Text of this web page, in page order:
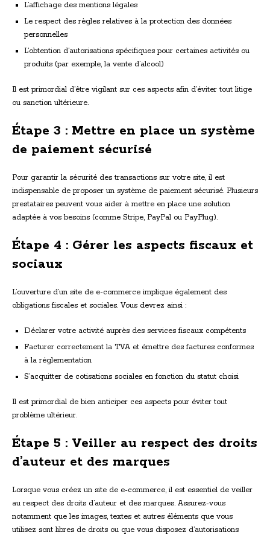
L’affichage des mentions légales
Le respect des règles relatives à la protection des données
personnelles
L’obtention d’autorisations spécifiques pour certaines activités ou
produits (par exemple, la vente d’alcool)
Il est primordial d’être vigilant sur ces aspects afin d’éviter tout litige
ou sanction ultérieure.
Étape 3 : Mettre en place un système
de paiement sécurisé
Pour garantir la sécurité des transactions sur votre site, il est
indispensable de proposer un système de paiement sécurisé. Plusieurs
prestataires peuvent vous aider à mettre en place une solution
adaptée à vos besoins (comme Stripe, PayPal ou PayPlug).
Étape 4 : Gérer les aspects fiscaux et
sociaux
L’ouverture d’un site de e-commerce implique également des
obligations fiscales et sociales. Vous devrez ainsi :
Déclarer votre activité auprès des services fiscaux compétents
Facturer correctement la TVA et émettre des factures conformes
à la réglementation
S’acquitter de cotisations sociales en fonction du statut choisi
Il est primordial de bien anticiper ces aspects pour éviter tout
problème ultérieur.
Étape 5 : Veiller au respect des droits
d’auteur et des marques
Lorsque vous créez un site de e-commerce, il est essentiel de veiller
au respect des droits d’auteur et des marques. Assurez-vous
notamment que les images, textes et autres éléments que vous
utilisez sont libres de droits ou que vous disposez d’autorisations